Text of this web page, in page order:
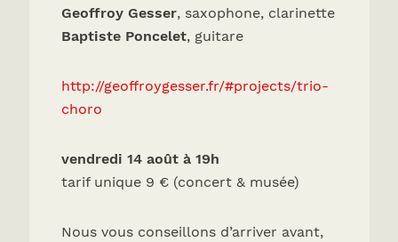
Geoffroy Gesser, saxophone, clarinette
Baptiste Poncelet, guitare
http://geoffroygesser.fr/#projects/trio-
choro
vendredi 14 août à 19h
tarif unique 9 € (concert & musée)
Nous vous conseillons d’arriver avant,